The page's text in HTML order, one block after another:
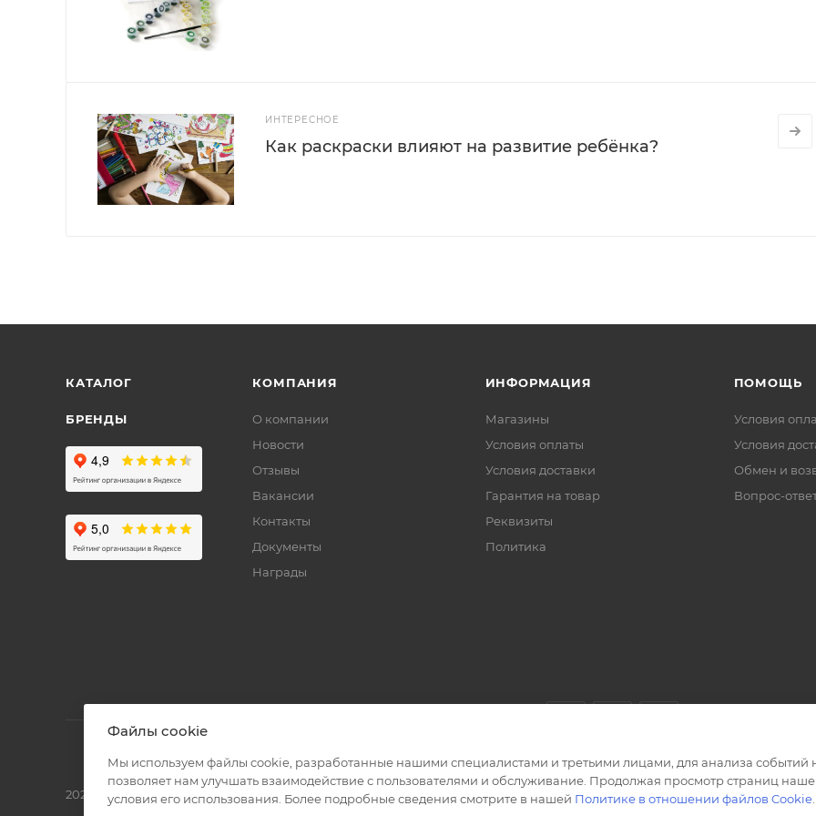
ИНТЕРЕСНОЕ
Как раскраски влияют на развитие ребёнка?
КАТАЛОГ
БРЕНДЫ
КОМПАНИЯ
О компании
Новости
Отзывы
Вакансии
Контакты
Документы
Награды
ИНФОРМАЦИЯ
Магазины
Условия оплаты
Условия доставки
Гарантия на товар
Реквизиты
Политика
ПОМОЩЬ
Условия
Условия
Обмен и
Вопрос-
2026 © Полиграф кит - интернет-магазин
Файлы cookie
Мы используем файлы cookie, разработанные нашими специалистами и третьими лицами, для анализа событий
позволяет нам улучшать взаимодействие с пользователями и обслуживание. Продолжая просмотр страниц
условия его использования. Более подробные сведения смотрите в нашей Политике в отношении файлов Cookie